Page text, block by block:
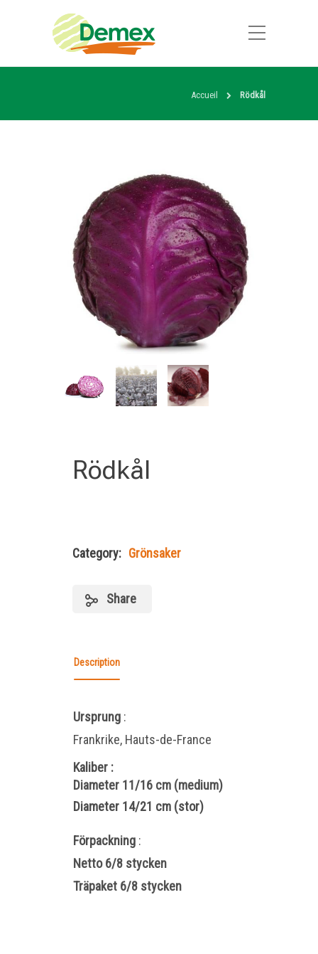
Accueil Rödkål
Rödkål
Category: Grönsaker
Share
Description
Ursprung :
Frankrike, Hauts-de-France
Kaliber :
Diameter 11/16 cm (medium)
Diameter 14/21 cm (stor)
Förpackning :
Netto 6/8 stycken
Träpaket 6/8 stycken